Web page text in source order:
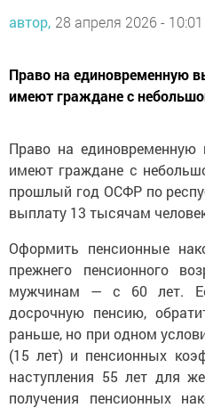
автор, 28 апреля 2026 - 10:01
Право на единовременную
имеют граждане с
Право на единовременную
имеют граждане с
прошлый год ОСФР по
выплату 13 тысячам
Оформить пенсионные
прежнего пенсионного
мужчинам — с 60 лет.
досрочную пенсию,
раньше, но при одном
(15 лет) и пенсионных
наступления 55 лет для
получения пенсионных